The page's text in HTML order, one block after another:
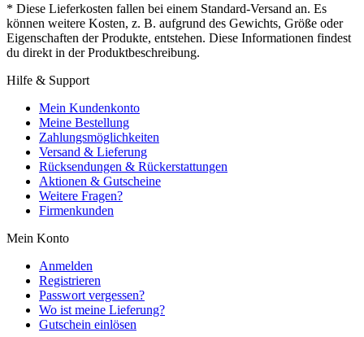
* Diese Lieferkosten fallen bei einem Standard-Versand an. Es
können weitere Kosten, z. B. aufgrund des Gewichts, Größe oder
Eigenschaften der Produkte, entstehen. Diese Informationen findest
du direkt in der Produktbeschreibung.
Hilfe & Support
Mein Kundenkonto
Meine Bestellung
Zahlungsmöglichkeiten
Versand & Lieferung
Rücksendungen & Rückerstattungen
Aktionen & Gutscheine
Weitere Fragen?
Firmenkunden
Mein Konto
Anmelden
Registrieren
Passwort vergessen?
Wo ist meine Lieferung?
Gutschein einlösen